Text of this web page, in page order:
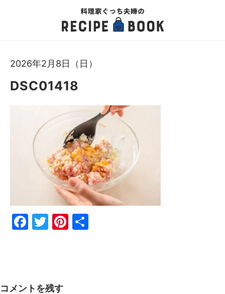
2026年2月8日（日）
DSC01418
Fac
Twi
Pin
コメントを残す